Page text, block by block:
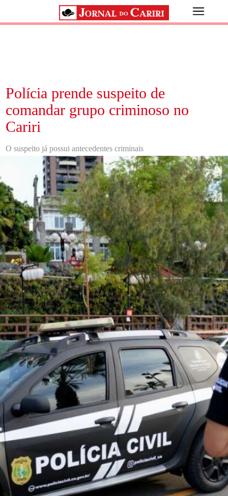
Polícia prende suspeito de
comandar grupo criminoso no
Cariri
O suspeito já possui antecedentes criminais